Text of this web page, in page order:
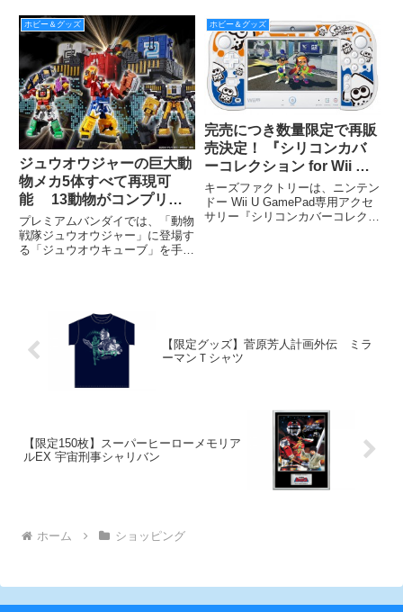
ト各店にて7月14日（木）頃発売
予定。
ホビー＆グッズ
ジュウオウジャーの巨大動
物メカ5体すべて再現可
能 13動物がコンプリー
トできるセットが限定登場
プレミアムバンダイでは、「動物
戦隊ジュウオウジャー」に登場す
る「ジュウオウキューブ」を手の
に登場する動物13種が手にはい
ホビー＆グッズ
完売につき数量限定で再販
売決定！ 『シリコンカバ
ーコレクション for Wii U
GamePad（スプラトゥー
ン）』
キーズファクトリーは、ニンテン
ドー Wii U GamePad専用アクセ
サリー『シリコンカバーコレクシ
【限定グッズ】菅原芳人計画外伝 ミラ
ーマンＴシャツ
【限定150枚】スーパーヒーローメモリア
ルEX 宇宙刑事シャリバン
ホーム ショッピング